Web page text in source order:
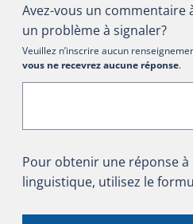
Avez-vous un
un problème à signaler?
Veuillez n’inscrire aucun
vous ne recevrez aucune réponse.
Pour obtenir une réponse
linguistique, utilisez le